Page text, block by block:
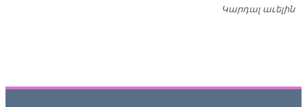
Կարդալ աւելին